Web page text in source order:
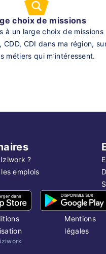
choix de missions
à un large choix de missions
CDD, CDI dans ma région,
métiers qui m’intéressent.
?
emplois
Mentions
légales
iziwork